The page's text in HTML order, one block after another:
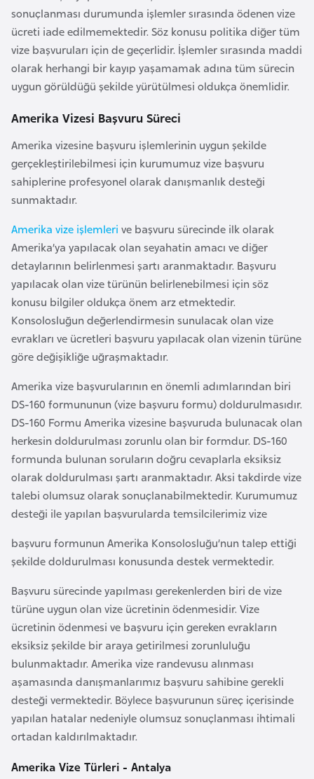
sonuçlanması durumunda işlemler sırasında ödenen vize
ücreti iade edilmemektedir. Söz konusu politika diğer tüm
vize başvuruları için de geçerlidir. İşlemler sırasında maddi
olarak herhangi bir kayıp yaşamamak adına tüm sürecin
uygun görüldüğü şekilde yürütülmesi oldukça önemlidir.
Amerika Vizesi Başvuru Süreci
Amerika vizesine başvuru işlemlerinin uygun şekilde
gerçekleştirilebilmesi için kurumumuz vize başvuru
sahiplerine profesyonel olarak danışmanlık desteği
sunmaktadır.
Amerika vize işlemleri ve başvuru sürecinde ilk olarak
Amerika’ya yapılacak olan seyahatin amacı ve diğer
detaylarının belirlenmesi şartı aranmaktadır. Başvuru
yapılacak olan vize türünün belirlenebilmesi için söz
konusu bilgiler oldukça önem arz etmektedir.
Konsolosluğun değerlendirmesin sunulacak olan vize
evrakları ve ücretleri başvuru yapılacak olan vizenin türüne
göre değişikliğe uğraşmaktadır.
Amerika vize başvurularının en önemli adımlarından biri
DS-160 formununun (vize başvuru formu) doldurulmasıdır.
DS-160 Formu Amerika vizesine başvuruda bulunacak olan
herkesin doldurulması zorunlu olan bir formdur. DS-160
formunda bulunan soruların doğru cevaplarla eksiksiz
olarak doldurulması şartı aranmaktadır. Aksi takdirde vize
talebi olumsuz olarak sonuçlanabilmektedir. Kurumumuz
desteği ile yapılan başvurularda temsilcilerimiz vize
başvuru formunun Amerika Konsolosluğu’nun talep ettiği
şekilde doldurulması konusunda destek vermektedir.
Başvuru sürecinde yapılması gerekenlerden biri de vize
türüne uygun olan vize ücretinin ödenmesidir. Vize
ücretinin ödenmesi ve başvuru için gereken evrakların
eksiksiz şekilde bir araya getirilmesi zorunluluğu
bulunmaktadır. Amerika vize randevusu alınması
aşamasında danışmanlarımız başvuru sahibine gerekli
desteği vermektedir. Böylece başvurunun süreç içerisinde
yapılan hatalar nedeniyle olumsuz sonuçlanması ihtimali
ortadan kaldırılmaktadır.
Amerika Vize Türleri - Antalya
b
u
t
i
Ç
n
D
n
i
m
a
r
k
a
D
e
m
o
k
r
a
t
k
K
n
o
B
u
l
g
r